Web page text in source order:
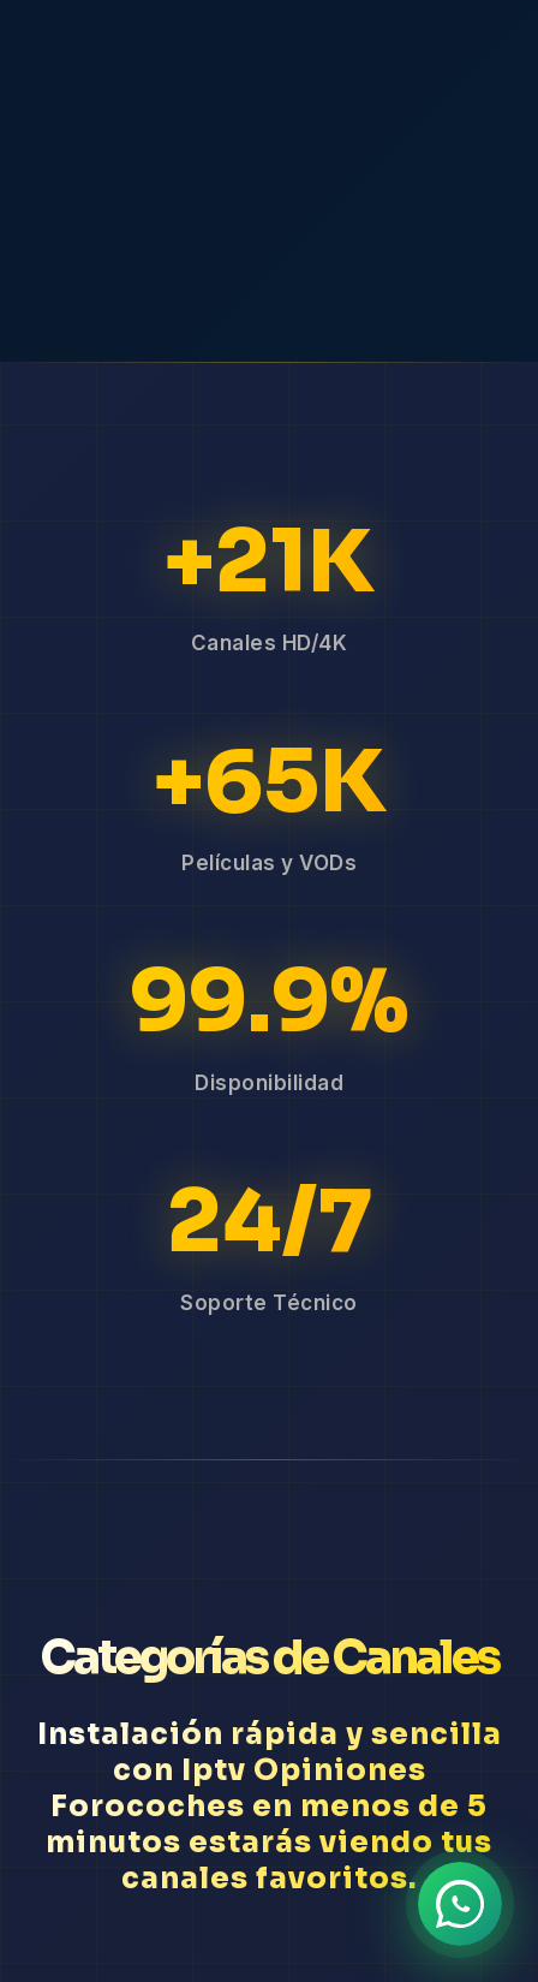
+21K
Canales HD/4K
+65K
Películas y VODs
99.9%
Disponibilidad
24/7
Soporte Técnico
Categorías de Canales
Instalación rápida y sencilla
con Iptv Opiniones
Forocoches en menos de 5
minutos estarás viendo tus
canales favoritos.